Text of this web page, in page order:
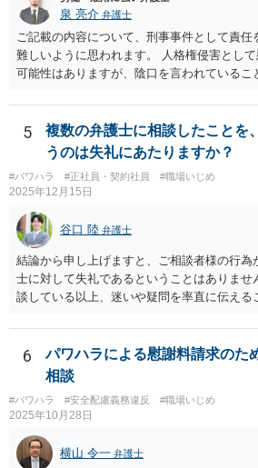
泉 亮介 弁護士
ご記載の内容について、刑事事件として責任
難しいように思われます。 人格権侵害とし
可能性はありますが、陰口を言われているこ
5
複数の弁護士に相談したことを
うのは失礼にあたりますか？
#パワハラ #正社員・契約社員 #職場いじめ
2025年12月15日
谷口 陸 弁護士
結論から申し上げますと、ご相談者様の行為
士に対して失礼であるということはありませ
談している以上、迷いや疑問を率直に伝える
に解決している中で個人を訴える案件は、法
高く、実益も乏しいと判断されやすいため
多いという事情があります。ただし、それを
に対応することは、適切とは言えません。
すること自体も全く失礼ではありません。相
めに意見を聞くことは、ごく自然なことで
か」と「お気持ちの整理」との間で悩まれて
結果の見通しや実益を踏まえつつ、納得でき
6
パワハラによる慰謝料請求のた
相談
#パワハラ #安全配慮義務違反 #職場いじめ
2025年10月28日
横山 令一 弁護士